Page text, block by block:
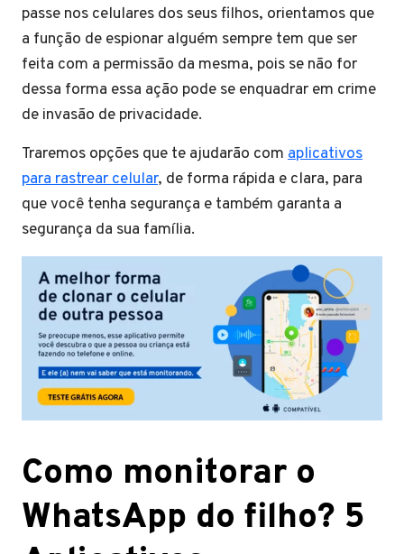
passe nos celulares dos seus filhos, orientamos que
a função de espionar alguém sempre tem que ser
feita com a permissão da mesma, pois se não for
dessa forma essa ação pode se enquadrar em crime
de invasão de privacidade.
Traremos opções que te ajudarão com aplicativos
para rastrear celular, de forma rápida e clara, para
que você tenha segurança e também garanta a
segurança da sua família.
Como monitorar o
WhatsApp do filho? 5